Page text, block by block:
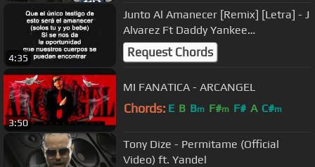
4:35
Junto Al Amanecer [Remix] [Letra] - J
Alvarez Ft Daddy Yankee
★REGGAETON 2011★
Request Chords
3:50
MI FANATICA - ARCANGEL
Chords: E B Bm F#m F# A C#m
Tony Dize - Permitame (Official
Video) ft. Yandel